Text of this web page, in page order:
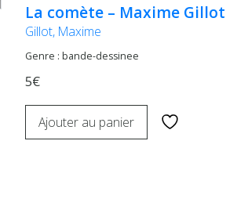
La comète – Maxime Gillot
Gillot, Maxime
Genre : bande-dessinee
5€
Ajouter au panier